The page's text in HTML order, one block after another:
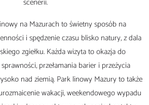
na Mazurach to świetny sposób na
i spędzenie czasu blisko natury, z dala
zgiełku. Każda wizyta to okazja do
przełamania barier i przeżycia
nad ziemią. Park linowy Mazury to także
wakacji, weekendowego wypadu